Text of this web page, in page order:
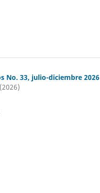
No. 33, julio-diciembre 2026